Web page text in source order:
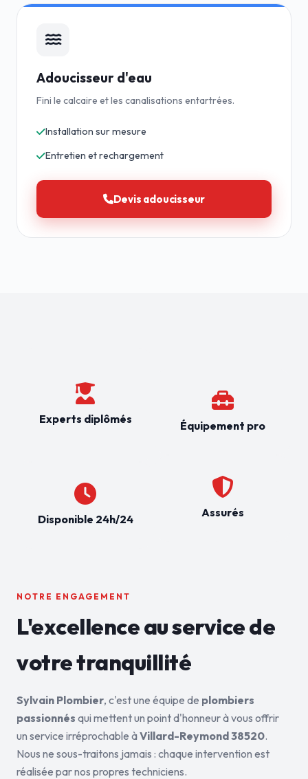
Adoucisseur d'eau
Fini le calcaire et les canalisations entartrées.
Installation sur mesure
Entretien et rechargement
Devis adoucisseur
Experts diplômés
Disponible 24h/24
Équipement pro
Assurés
NOTRE ENGAGEMENT
L'excellence au service de
votre tranquillité
Sylvain Plombier, c'est une équipe de plombiers
passionnés qui mettent un point d'honneur à vous offrir
un service irréprochable àVillard-Reymond 38520.
Nous ne sous-traitons jamais : chaque intervention est
réalisée par nos propres techniciens.